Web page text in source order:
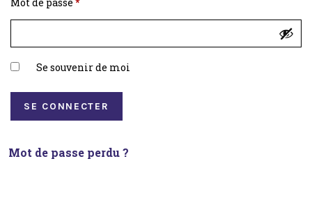
Mot de passe *
Se souvenir de moi
SE CONNECTER
Mot de passe perdu ?